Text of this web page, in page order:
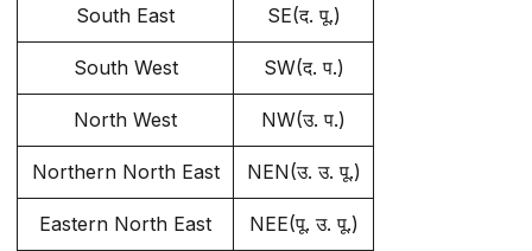
South East SE(द. पू.)
South West SW(द. प.)
North West NW(उ. प.)
Northern North East NEN(उ. उ. पू.)
Eastern North East NEE(पू. उ. पू.)